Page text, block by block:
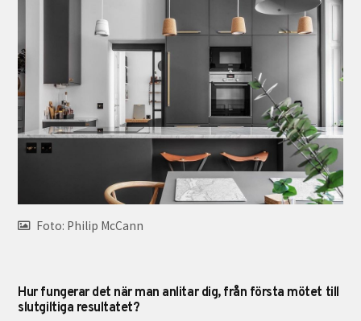
Foto: Philip McCann
Hur fungerar det när man anlitar dig, från första mötet till
slutgiltiga resultatet?